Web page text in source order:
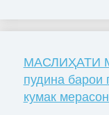
МАСЛИҲАТИ
пудина барои
кумак